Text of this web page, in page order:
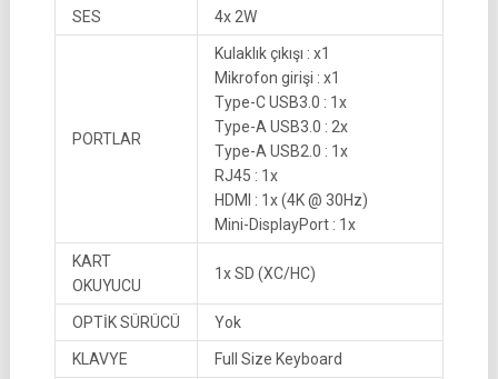
SES 4x 2W
PORTLAR
Kulaklık çıkışı : x1
Mikrofon girişi : x1
Type-C USB3.0 : 1x
Type-A USB3.0 : 2x
Type-A USB2.0 : 1x
RJ45 : 1x
HDMI : 1x (4K @ 30Hz)
Mini-DisplayPort : 1x
KART
OKUYUCU
1x SD (XC/HC)
OPTİK SÜRÜCÜ Yok
KLAVYE Full Size Keyboard